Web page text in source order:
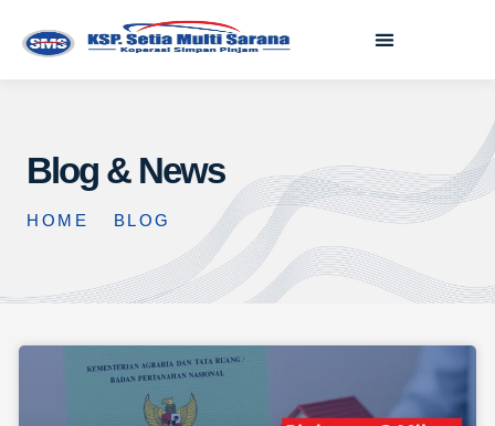
Blog & News
HOME BLOG